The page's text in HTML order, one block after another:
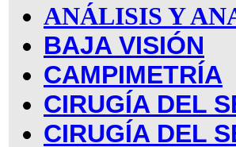
ANÁLISIS Y
BAJA VISIÓN
CAMPIMETRÍA
CIRUGÍA DEL
CIRUGÍA DEL